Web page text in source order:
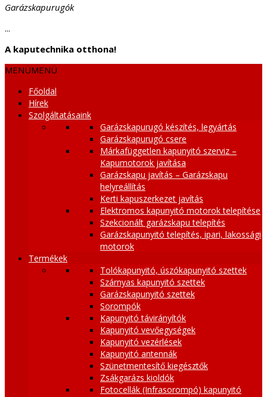
Garázskapurugók
...
A kaputechnika otthona!
MENÜMENÜ
Főoldal
Hírek
Szolgáltatásaink
Garázskapurugó készítés, legyártás
Garázskapurugó csere
Márkafüggetlen kapunyitó szerviz –
Kapumotorok javítása
Garázskapu javítás – Garázskapu
helyreállítás
Kerti kapuszerkezet javítás
Elektromos kapunyitó motorok telepítése
Szekcionált garázskapu telepítés
Garázskapunyitó telepítés, ipari, lakossági
motorok
Termékek
Tolókapunyitó, úszókapunyitó szettek
Szárnyas kapunyitó szettek
Garázskapunyitó szettek
Sorompók
Kapunyitó távirányítók
Kapunyitó vevőegységek
Kapunyitó vezérlések
Kapunyitó antennák
Szünetmentesítő kiegésztők
Zsákgarázs kioldók
Fotocellák (Infrasorompó) kapunyitó